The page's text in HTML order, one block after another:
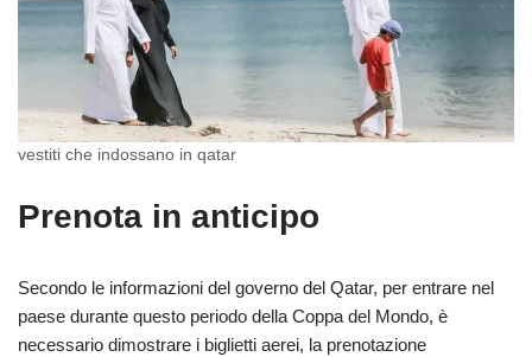
vestiti che indossano in qatar
Prenota in anticipo
Secondo le informazioni del governo del Qatar, per entrare nel
paese durante questo periodo della Coppa del Mondo, è
necessario dimostrare i biglietti aerei, la prenotazione